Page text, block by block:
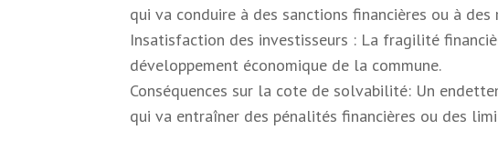
qui va conduire à des sanctions financières ou à
Insatisfaction des investisseurs : La fragilité
développement économique de la commune.
Conséquences sur la cote de solvabilité: Un
qui va entraîner des pénalités financières ou des